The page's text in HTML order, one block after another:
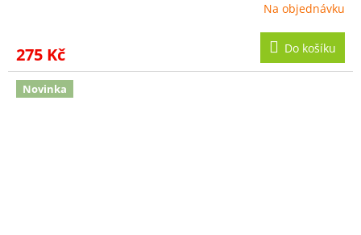
Na objednávku
275 Kč Do košíku
Novinka